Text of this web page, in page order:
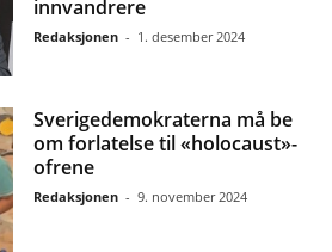
innvandrere
Redaksjonen - 1. desember 2024
Sverigedemokraterna må be
om forlatelse til «holocaust»-
ofrene
Redaksjonen - 9. november 2024